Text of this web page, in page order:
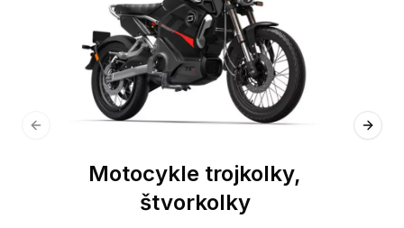
Motocykle trojkolky,
štvorkolky
Previous slide Next